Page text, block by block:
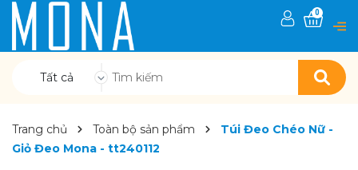
Tất cả
0
Trang chủ Toàn bộ sản phẩm
Túi Đeo Chéo Nữ -
Giỏ Đeo Mona - tt240112